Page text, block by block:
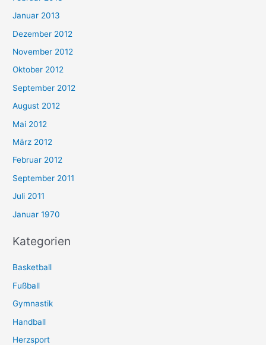
Januar 2013
Dezember 2012
November 2012
Oktober 2012
September 2012
August 2012
Mai 2012
März 2012
Februar 2012
September 2011
Juli 2011
Januar 1970
Kategorien
Basketball
Fußball
Gymnastik
Handball
Herzsport